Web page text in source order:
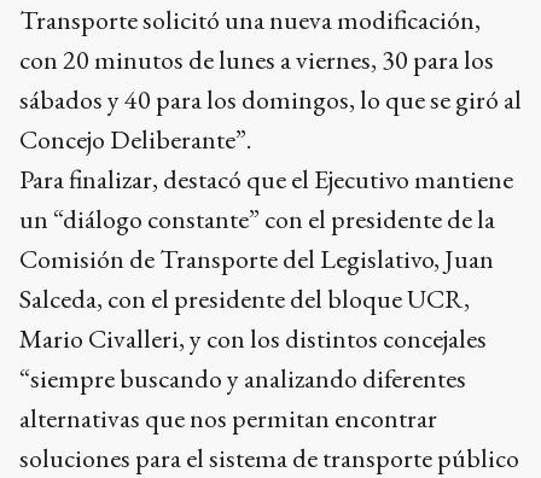
Transporte solicitó una nueva modificación,
con 20 minutos de lunes a viernes, 30 para los
sábados y 40 para los domingos, lo que se giró al
Concejo Deliberante”.
Para finalizar, destacó que el Ejecutivo mantiene
un “diálogo constante” con el presidente de la
Comisión de Transporte del Legislativo, Juan
Salceda, con el presidente del bloque UCR,
Mario Civalleri, y con los distintos concejales
“siempre buscando y analizando diferentes
alternativas que nos permitan encontrar
soluciones para el sistema de transporte público